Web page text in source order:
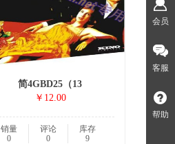
简4GBD25（13
￥12.00
销量
0
评论
0
库存
9
会员
客服
帮助